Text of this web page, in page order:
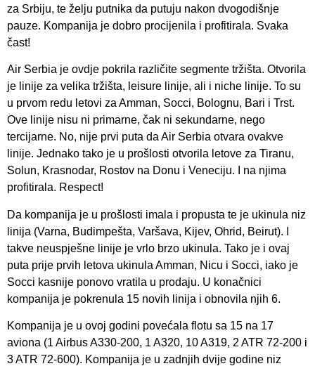
za Srbiju, te želju putnika da putuju nakon dvogodišnje
pauze. Kompanija je dobro procijenila i profitirala. Svaka
čast!
Air Serbia je ovdje pokrila različite segmente tržišta. Otvorila
je linije za velika tržišta, leisure linije, ali i niche linije. To su
u prvom redu letovi za Amman, Socci, Bolognu, Bari i Trst.
Ove linije nisu ni primarne, čak ni sekundarne, nego
tercijarne. No, nije prvi puta da Air Serbia otvara ovakve
linije. Jednako tako je u prošlosti otvorila letove za Tiranu,
Solun, Krasnodar, Rostov na Donu i Veneciju. I na njima
profitirala. Respect!
Da kompanija je u prošlosti imala i propusta te je ukinula niz
linija (Varna, Budimpešta, Varšava, Kijev, Ohrid, Beirut). I
takve neuspješne linije je vrlo brzo ukinula. Tako je i ovaj
puta prije prvih letova ukinula Amman, Nicu i Socci, iako je
Socci kasnije ponovo vratila u prodaju. U konačnici
kompanija je pokrenula 15 novih linija i obnovila njih 6.
Kompanija je u ovoj godini povećala flotu sa 15 na 17
aviona (1 Airbus A330-200, 1 A320, 10 A319, 2 ATR 72-200 i
3 ATR 72-600). Kompanija je u zadnjih dvije godine niz